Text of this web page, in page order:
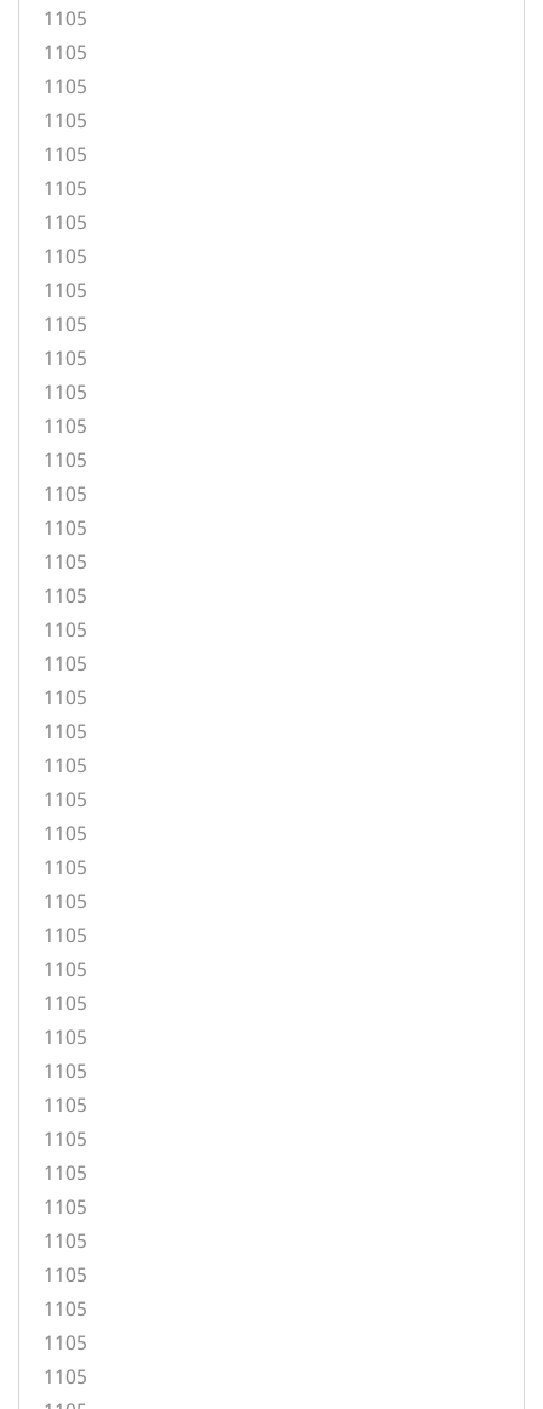
1105
1105
1105
1105
1105
1105
1105
1105
1105
1105
1105
1105
1105
1105
1105
1105
1105
1105
1105
1105
1105
1105
1105
1105
1105
1105
1105
1105
1105
1105
1105
1105
1105
1105
1105
1105
1105
1105
1105
1105
1105